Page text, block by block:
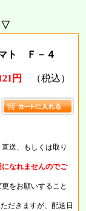
▽
ト Ｆ－４
円 （税込）
送、もしくは取り
なれませんのでご
をお願いすること
だきますが、配送日